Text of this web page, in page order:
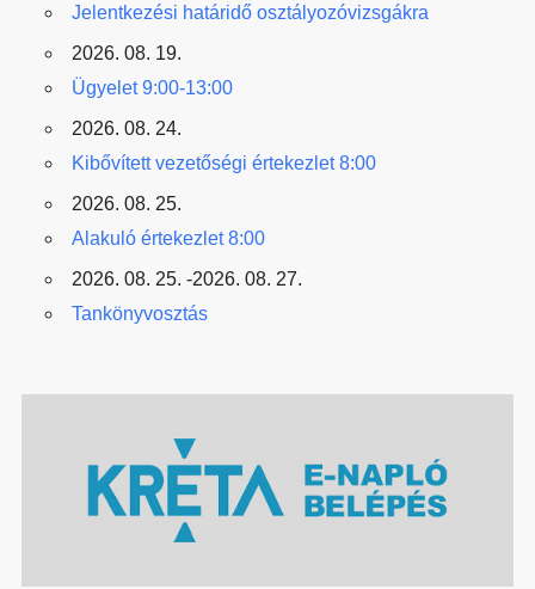
Jelentkezési határidő osztályozóvizsgákra
2026. 08. 19.
Ügyelet 9:00-13:00
2026. 08. 24.
Kibővített vezetőségi értekezlet 8:00
2026. 08. 25.
Alakuló értekezlet 8:00
2026. 08. 25. -2026. 08. 27.
Tankönyvosztás